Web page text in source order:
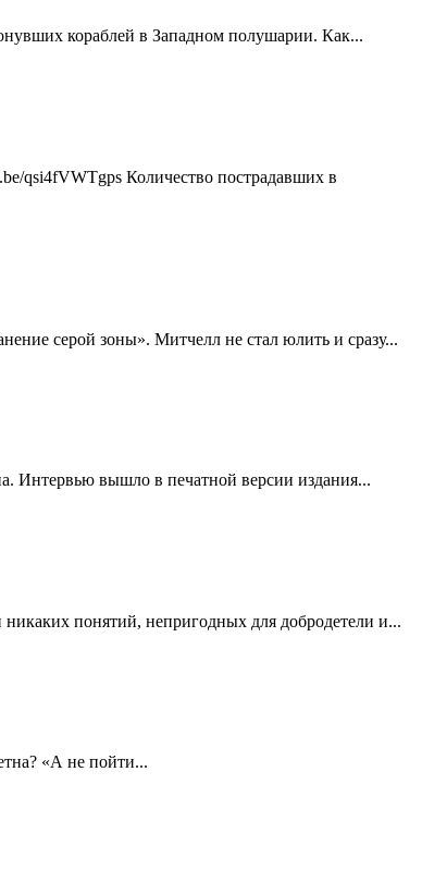
кораблей в Западном полушарии. Как...
qsi4fVWTgps Количество пострадавших в
серой зоны». Митчелл не стал юлить и сразу...
Интервью вышло в печатной версии издания...
понятий, непригодных для добродетели и...
«А не пойти...